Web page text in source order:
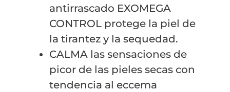
antirrascado EXOMEGA
CONTROL protege la piel de
la tirantez y la sequedad.
CALMA las sensaciones de
picor de las pieles secas con
tendencia al eccema